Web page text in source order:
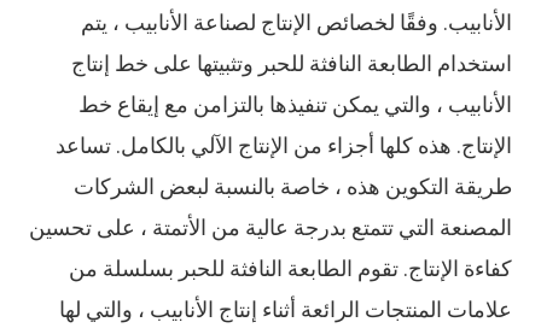
الأنابيب. وفقًا لخصائص الإنتاج لصناعة الأنابيب ، يتم
استخدام الطابعة النافثة للحبر وتثبيتها على خط إنتاج
الأنابيب ، والتي يمكن تنفيذها بالتزامن مع إيقاع خط
الإنتاج. هذه كلها أجزاء من الإنتاج الآلي بالكامل. تساعد
طريقة التكوين هذه ، خاصة بالنسبة لبعض الشركات
المصنعة التي تتمتع بدرجة عالية من الأتمتة ، على تحسين
كفاءة الإنتاج. تقوم الطابعة النافثة للحبر بسلسلة من
علامات المنتجات الرائعة أثناء إنتاج الأنابيب ، والتي لها